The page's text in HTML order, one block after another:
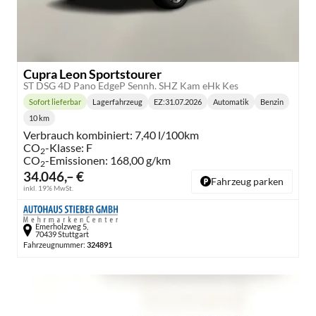
Cupra Leon Sportstourer
ST DSG 4D Pano EdgeP Sennh. SHZ Kam eHk Kes
34.046,– €
inkl. 19% MwSt.
Lieferzeit:
Sofort lieferbar Lagerfahrzeug EZ:31.07.2026
Getriebe:
Automatik
Kraftstoff:
Benzin
Kilometerstand:
10 km
Verbrauch kombiniert: 7,40 l/100km
CO2-Klasse: F
CO2-Emissionen: 168,00 g/km
Fahrzeug parken
Emerholzweg 5,
70439 Stuttgart
Fahrzeugnummer: 324891